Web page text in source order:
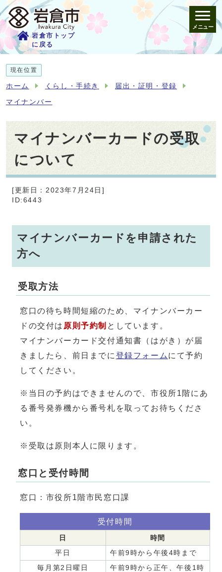
岩倉市トップ
に戻る
メニュー
現在位置
ホーム くらし・手続き 届出・証明・登録
マイナンバー
マイナンバーカードの受取
について
[更新日：2023年7月24日]
ID:6443
マイナンバーカードを申請された
方へ
受取方法
窓口の待ち時間短縮のため、マイナンバーカー
ドの交付は 原則予約制 としています。
マイナンバーカード交付通知書（はがき）が届
きましたら、前日までに 登録フォーム にて予約
してください。
※当日の予約はできませんので、市役所1階にあ
る番号発券機から番号札を取ってお待ちくださ
い。
※受取は原則本人に限ります。
窓口と受付時間
窓口：市役所1階市民窓口課
受付時間
日
時間
平日
午前9時から午後4時まで
毎月第2日曜日
午前9時から正午、午後1時